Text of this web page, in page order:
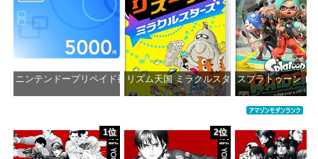
ニンテンドープリペイド番号 5000円|オンラインコード版
リズム天国 ミラクルスターズ -Switch
スプラトゥーン レ
1位 2位